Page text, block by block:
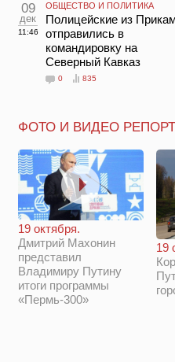
09
дек
11:46
ОБЩЕСТВО И ПОЛИТИКА
Полицейские из
отправились в
командировку на
Северный Кавказ
0 835
ФОТО И ВИДЕО
19 октября.
Дмитрий Махонин
представил
Владимиру Путину
итоги программы
«Пермь-300»
19